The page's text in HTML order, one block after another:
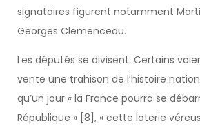
signataires figurent notamment
Georges Clemenceau.
Les députés se divisent. Certains
vente une trahison de l’histoire
qu’un jour « la France pourra se
République » [8], « cette loterie